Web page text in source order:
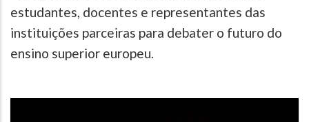
estudantes, docentes e representantes das
instituições parceiras para debater o futuro do
ensino superior europeu.